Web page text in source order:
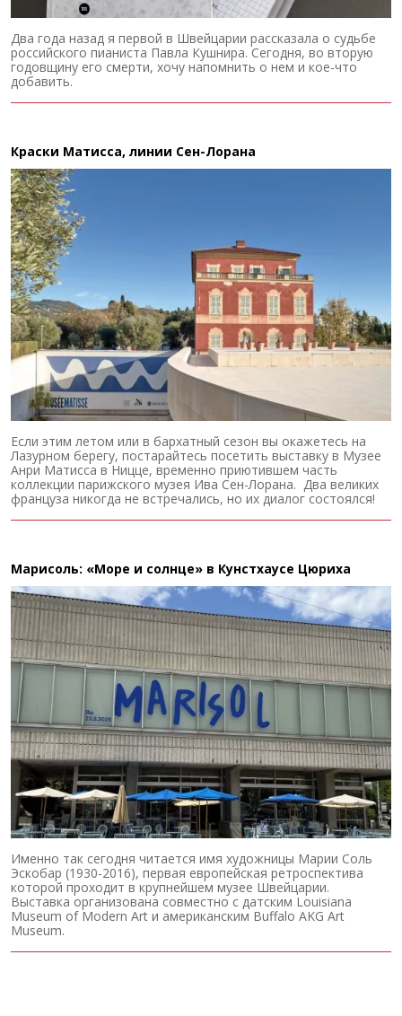
Два года назад я первой в Швейцарии рассказала о судьбе
российского пианиста Павла Кушнира. Сегодня, во вторую
годовщину его смерти, хочу напомнить о нем и кое-что
добавить.
Краски Матисса, линии Сен-Лорана
Если этим летом или в бархатный сезон вы окажетесь на
Лазурном берегу, постарайтесь посетить выставку в Музее
Анри Матисса в Ницце, временно приютившем часть
коллекции парижского музея Ива Сен-Лорана. Два великих
француза никогда не встречались, но их диалог состоялся!
Марисоль: «Море и солнце» в Кунстхаусе Цюриха
Именно так сегодня читается имя художницы Марии Соль
Эскобар (1930-2016), первая европейская ретроспектива
которой проходит в крупнейшем музее Швейцарии.
Выставка организована совместно с датским Louisiana
Museum of Modern Art и американским Buffalo AKG Art
Museum.